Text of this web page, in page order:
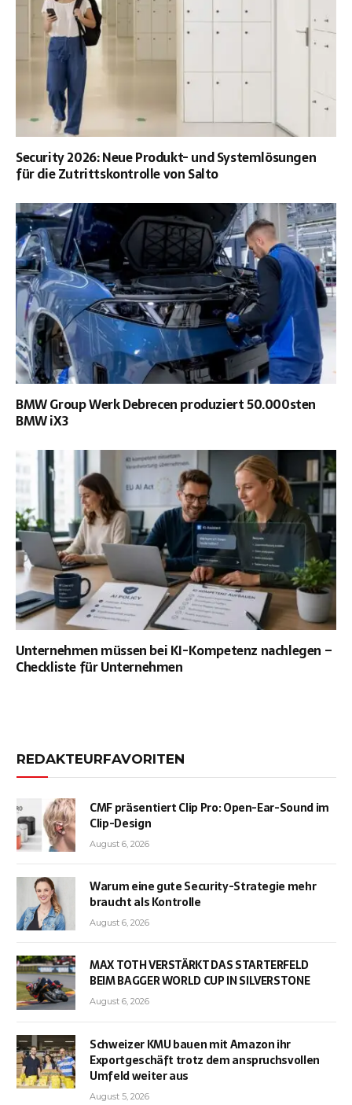
Security 2026: Neue Produkt- und Systemlösungen
für die Zutrittskontrolle von Salto
BMW Group Werk Debrecen produziert 50.000sten
BMW iX3
Unternehmen müssen bei KI-Kompetenz nachlegen –
Checkliste für Unternehmen
REDAKTEURFAVORITEN
CMF präsentiert Clip Pro: Open-Ear-Sound im
Clip-Design
August 6, 2026
Warum eine gute Security-Strategie mehr
braucht als Kontrolle
August 6, 2026
MAX TOTH VERSTÄRKT DAS STARTERFELD
BEIM BAGGER WORLD CUP IN SILVERSTONE
August 6, 2026
Schweizer KMU bauen mit Amazon ihr
Exportgeschäft trotz dem anspruchsvollen
Umfeld weiter aus
August 5, 2026